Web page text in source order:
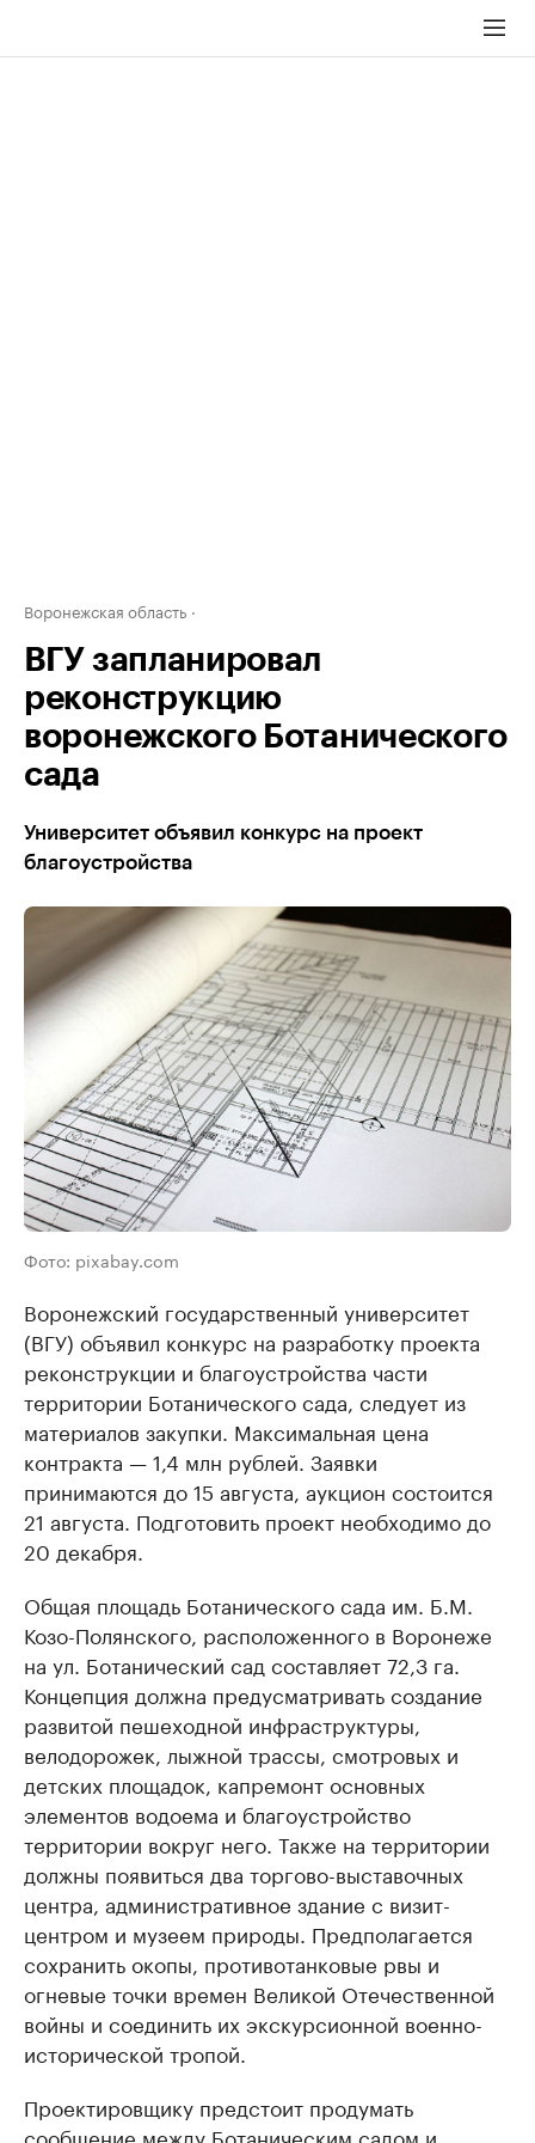
Воронежская область
ВГУ запланировал
реконструкцию
воронежского Ботанического
сада
Университет объявил конкурс на проект
благоустройства
Фото: pixabay.com
Воронежский государственный университет
(ВГУ) объявил конкурс на разработку проекта
реконструкции и благоустройства части
территории Ботанического сада, следует из
материалов закупки. Максимальная цена
контракта — 1,4 млн рублей. Заявки
принимаются до 15 августа, аукцион состоится
21 августа. Подготовить проект необходимо до
20 декабря.
Общая площадь Ботанического сада им. Б.М.
Козо-Полянского, расположенного в Воронеже
на ул. Ботанический сад составляет 72,3 га.
Концепция должна предусматривать создание
развитой пешеходной инфраструктуры,
велодорожек, лыжной трассы, смотровых и
детских площадок, капремонт основных
элементов водоема и благоустройство
территории вокруг него. Также на территории
должны появиться два торгово-выставочных
центра, административное здание с визит-
центром и музеем природы. Предполагается
сохранить окопы, противотанковые рвы и
огневые точки времен Великой Отечественной
войны и соединить их экскурсионной военно-
исторической тропой.
Проектировщику предстоит продумать
сообщение между Ботаническим садом и